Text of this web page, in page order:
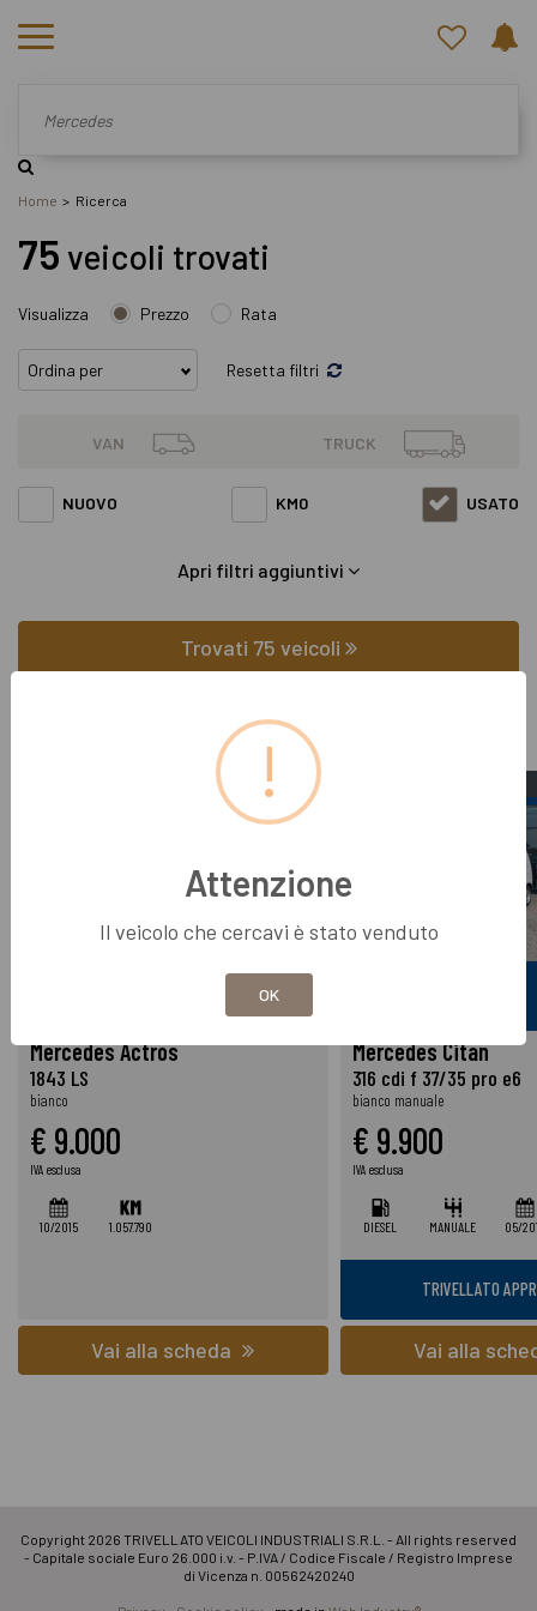
Home Ricerca
75 veicoli trovati
Visualizza Prezzo Rata
Resetta filtri
VAN TRUCK
NUOVO KM0 USATO
Apri filtri aggiuntivi
Trovati 75 veicoli
Mercedes Actros
1843 LS
bianco
€ 9.000
IVA esclusa
10/2015 1.057.790
Vai alla scheda
Mercedes Citan
316 cdi f 37/35 pro e6
bianco manuale
€ 9.900
IVA esclusa
DIESEL MANUALE 05/
TRIVELLATO
Vai alla
Copyright 2026 TRIVELLATO VEICOLI INDUSTRIALI S.R.L. - All rights reserved
- Capitale sociale Euro 26.000 i.v. - P.IVA / Codice Fiscale / Registro Imprese
di Vicenza n. 00562420240
Attenzione
Il veicolo che cercavi è stato venduto
OK